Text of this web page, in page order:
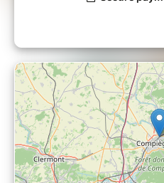
avec la
5€
toute
Spiritueux